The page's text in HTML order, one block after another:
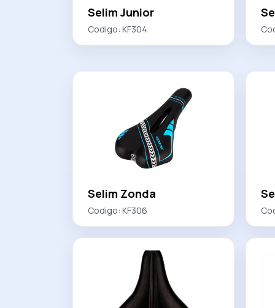
Selim Junior
Codigo: KF304
Selim Zonda
Codigo: KF306